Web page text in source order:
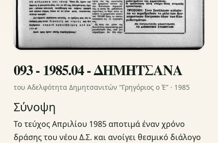
093 - 1985.04 - ΔΗΜΗΤΣΑΝΑ
του Αδελφότητα Δημητσανιτών “Γρηγόριος ο Έ” · 1985
Σύνοψη
Το τεύχος Απριλίου 1985 αποτιμά έναν χρόνο
δράσης του νέου Δ.Σ. και ανοίγει θεσμικό διάλογο